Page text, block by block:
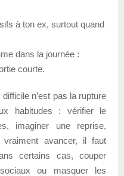
à ton ex, surtout quand
dans la journée :
courte.
n’est pas la rupture
habitudes : vérifier le
imaginer une reprise,
avancer, il faut
certains cas, couper
ou masquer les